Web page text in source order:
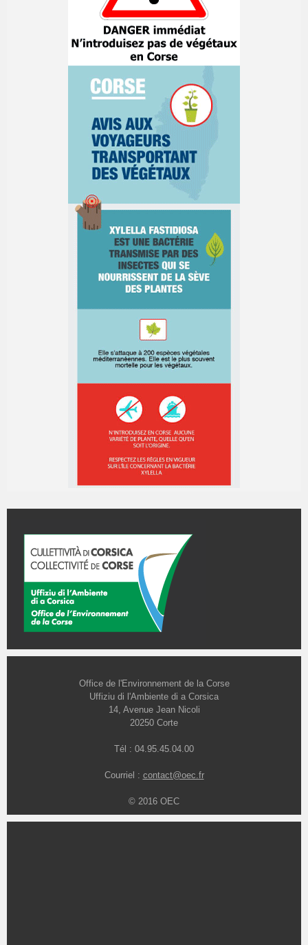
Office de l'Environnement de la Corse
Uffiziu di l'Ambiente di a Corsica
14, Avenue Jean Nicoli
20250 Corte
Tél : 04.95.45.04.00
Courriel : contact@oec.fr
© 2016 OEC